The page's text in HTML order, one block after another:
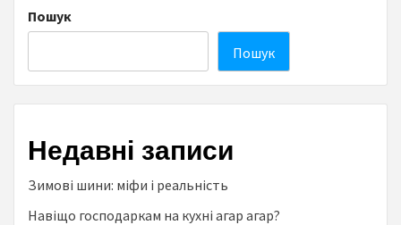
Пошук
Пошук
Недавні записи
Зимові шини: міфи і реальність
Навіщо господаркам на кухні агар агар?